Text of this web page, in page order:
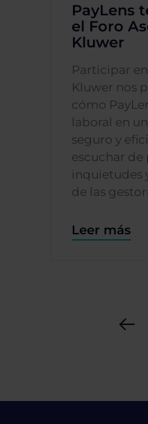
PayLens
el Foro
Kluwer
Participar
Kluwer nos
cómo
laboral en
seguro y
escuchar de
inquietudes
de las
Leer más